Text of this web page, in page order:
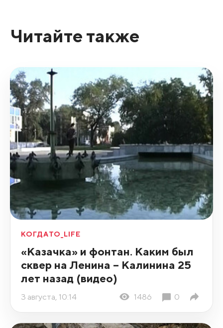
Читайте также
КОГДАТО_LIFE
«Казачка» и фонтан. Каким был
сквер на Ленина – Калинина 25
лет назад (видео)
3 августа, 10:14 1486 0